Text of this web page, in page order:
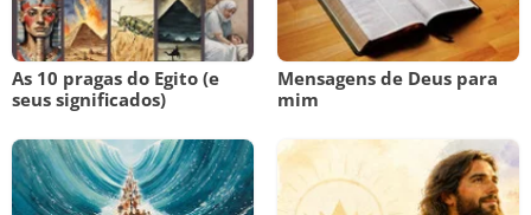
As 10 pragas do Egito (e
seus significados)
Mensagens de Deus para
mim